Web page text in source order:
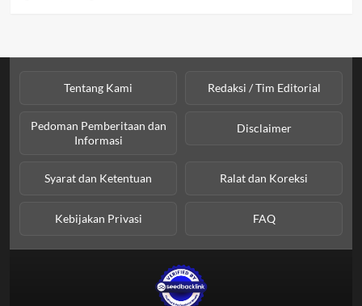
Tentang Kami Redaksi / Tim Editorial
Pedoman Pemberitaan dan
Informasi
Disclaimer
Syarat dan Ketentuan Ralat dan Koreksi
Kebijakan Privasi FAQ